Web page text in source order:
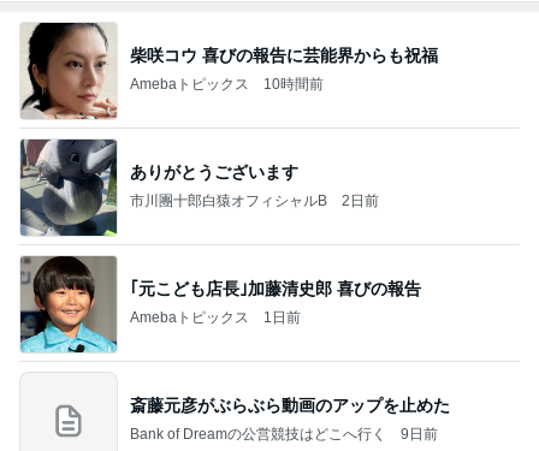
柴咲コウ 喜びの報告に芸能界からも祝福
Amebaトピックス 10時間前
ありがとうございます
市川團十郎白猿オフィシャルB 2日前
｢元こども店長｣加藤清史郎 喜びの報告
Amebaトピックス 1日前
斎藤元彦がぶらぶら動画のアップを止めた
Bank of Dreamの公営競技はどこへ行く 9日前